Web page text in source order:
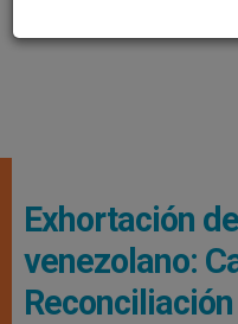
Exhortación
venezolano: